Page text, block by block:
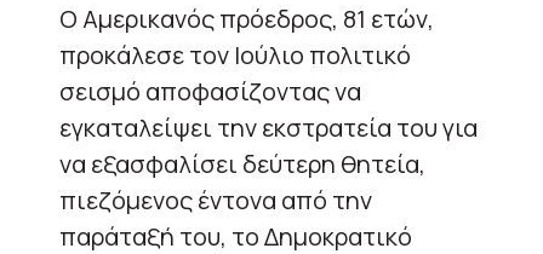
Ο Αμερικανός πρόεδρος, 81 ετών,
προκάλεσε τον Ιούλιο πολιτικό
σεισμό αποφασίζοντας να
εγκαταλείψει την εκστρατεία του για
να εξασφαλίσει δεύτερη θητεία,
πιεζόμενος έντονα από την
παράταξή του, το Δημοκρατικό